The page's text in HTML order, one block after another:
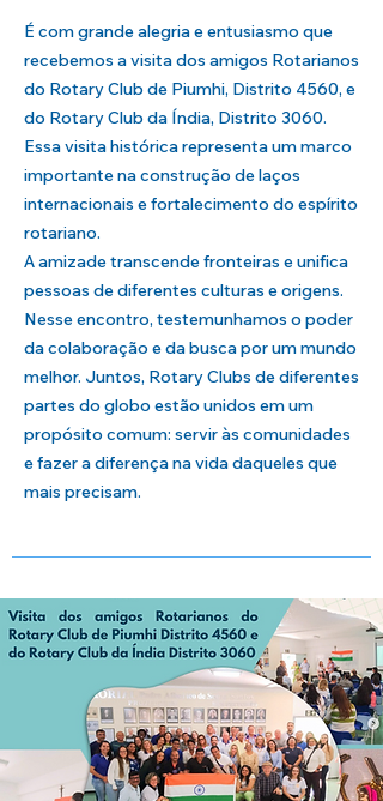
É com grande alegria e entusiasmo que
recebemos a visita dos amigos Rotarianos
do Rotary Club de Piumhi, Distrito 4560, e
do Rotary Club da Índia, Distrito 3060.
Essa visita histórica representa um marco
importante na construção de laços
internacionais e fortalecimento do espírito
rotariano.
A amizade transcende fronteiras e unifica
pessoas de diferentes culturas e origens.
Nesse encontro, testemunhamos o poder
da colaboração e da busca por um mundo
melhor. Juntos, Rotary Clubs de diferentes
partes do globo estão unidos em um
propósito comum: servir às comunidades
e fazer a diferença na vida daqueles que
mais precisam.